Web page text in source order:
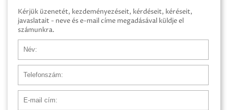
Kérjük üzenetét, kezdeményezéseit, kérdéseit, kéréseit,
javaslatait - neve és e-mail címe megadásával küldje el
számunkra.
Név
Telefonszám
E-mail cím